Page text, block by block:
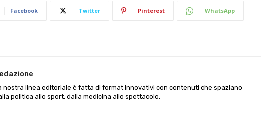
Facebook Twitter Pinterest WhatsApp
nostra linea editoriale è fatta di format innovativi con contenuti che spaziano
politica allo sport, dalla medicina allo spettacolo.